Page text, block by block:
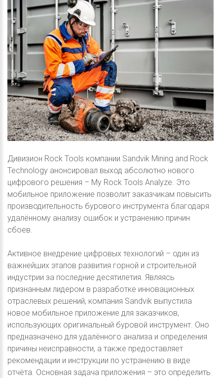
Дивизион Rock Tools компании Sandvik Mining and Rock
Technology анонсировал выход абсолютно нового
цифрового решения – My Rock Tools Analyze. Это
мобильное приложение позволит заказчикам повысить
производительность бурового инструмента благодаря
удалённому анализу ошибок и устранению причин
сбоев.
Активное внедрение цифровых технологий – один из
важнейших этапов развития горной и строительной
индустрии за последние десятилетия. Являясь
признанным лидером в разработке инновационных
отраслевых решений, компания Sandvik выпустила
новое мобильное приложение для заказчиков,
использующих оригинальный буровой инструмент. Оно
предназначено для удалённого анализа и определения
причины неисправности, а также предоставляет
рекомендации и инструкции по устранению в виде
отчёта. Основная задача приложения – это определить